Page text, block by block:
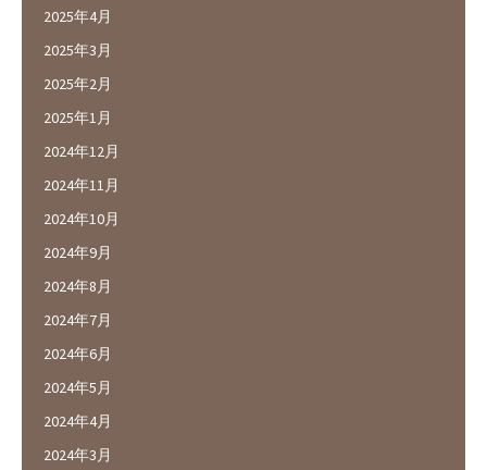
2025年4月
2025年3月
2025年2月
2025年1月
2024年12月
2024年11月
2024年10月
2024年9月
2024年8月
2024年7月
2024年6月
2024年5月
2024年4月
2024年3月